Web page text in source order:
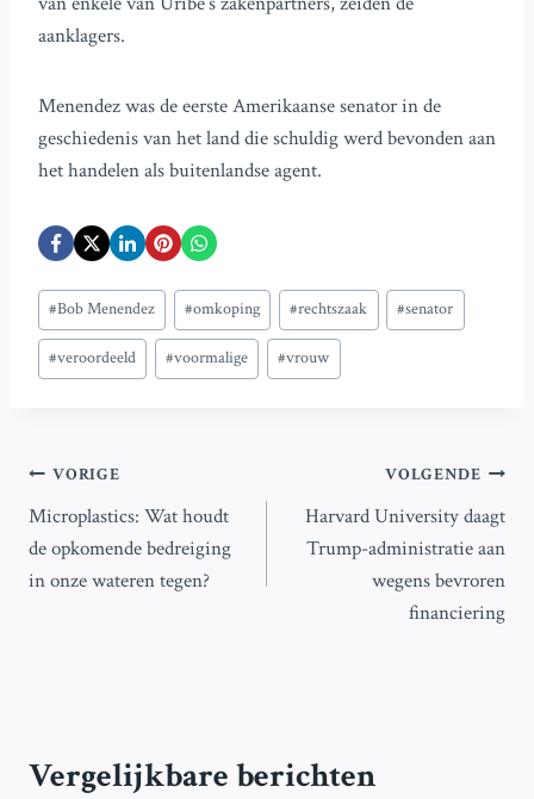
aanklagers.
Menendez was de eerste Amerikaanse senator in de
geschiedenis van het land die schuldig werd bevonden aan
het handelen als buitenlandse agent.
Bericht
tags:
#Bob Menendez #omkoping #rechtszaak #senator
#veroordeeld #voormalige #vrouw
Bericht
navigatie
VORIGE
Microplastics: Wat houdt
de opkomende bedreiging
in onze wateren tegen?
VOLGENDE
Harvard University daagt
Trump-administratie aan
wegens bevroren
financiering
Vergelijkbare berichten